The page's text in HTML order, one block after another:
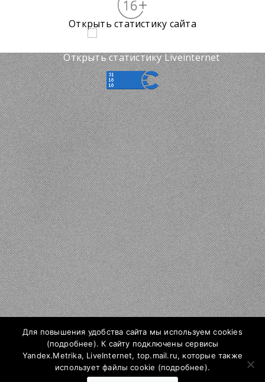
Открыть статистику сайта
Для повышения удобства сайта мы используем cookies
(подробнее). К сайту подключены сервисы
Yandex.Metrika, LiveInternet, top.mail.ru, которые также
использует файлы cookie (подробнее).
Открыть статистику Liveinternet